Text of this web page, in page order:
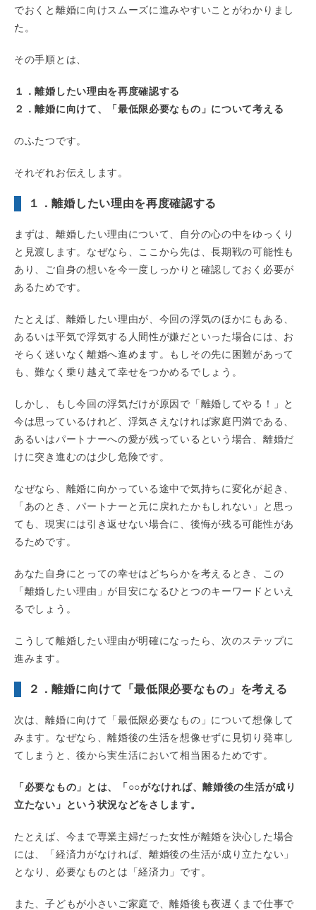
でおくと離婚に向けスムーズに進みやすいことがわかりまし
た。
その手順とは、
１．離婚したい理由を再度確認する
２．離婚に向けて、「最低限必要なもの」について考える
のふたつです。
それぞれお伝えします。
１．離婚したい理由を再度確認する
まずは、離婚したい理由について、自分の心の中をゆっくり
と見渡します。なぜなら、ここから先は、長期戦の可能性も
あり、ご自身の想いを今一度しっかりと確認しておく必要が
あるためです。
たとえば、離婚したい理由が、今回の浮気のほかにもある、
あるいは平気で浮気する人間性が嫌だといった場合には、お
そらく迷いなく離婚へ進めます。もしその先に困難があって
も、難なく乗り越えて幸せをつかめるでしょう。
しかし、もし今回の浮気だけが原因で「離婚してやる！」と
今は思っているけれど、浮気さえなければ家庭円満である、
あるいはパートナーへの愛が残っているという場合、離婚だ
けに突き進むのは少し危険です。
なぜなら、離婚に向かっている途中で気持ちに変化が起き、
「あのとき、パートナーと元に戻れたかもしれない」と思っ
ても、現実には引き返せない場合に、後悔が残る可能性があ
るためです。
あなた自身にとっての幸せはどちらかを考えるとき、この
「離婚したい理由」が目安になるひとつのキーワードといえ
るでしょう。
こうして離婚したい理由が明確になったら、次のステップに
進みます。
２．離婚に向けて「最低限必要なもの」を考える
次は、離婚に向けて「最低限必要なもの」について想像して
みます。なぜなら、離婚後の生活を想像せずに見切り発車し
てしまうと、後から実生活において相当困るためです。
「必要なもの」とは、「○○がなければ、離婚後の生活が成り
立たない」という状況などをさします。
たとえば、今まで専業主婦だった女性が離婚を決心した場合
には、「経済力がなければ、離婚後の生活が成り立たない」
となり、必要なものとは「経済力」です。
また、子どもが小さいご家庭で、離婚後も夜遅くまで仕事で